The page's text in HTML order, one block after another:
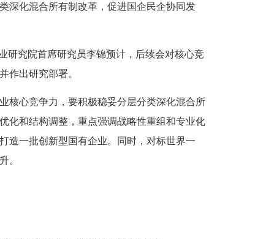
深化混合所有制改革，促进国企民企协同发
究院首席研究员李锦预计，后续会对核心竞
作出研究部署。
心竞争力，要积极稳妥分层分类深化混合所
化和结构调整，重点强调战略性重组和专业化
造一批创新型国有企业。同时，对标世界一
。